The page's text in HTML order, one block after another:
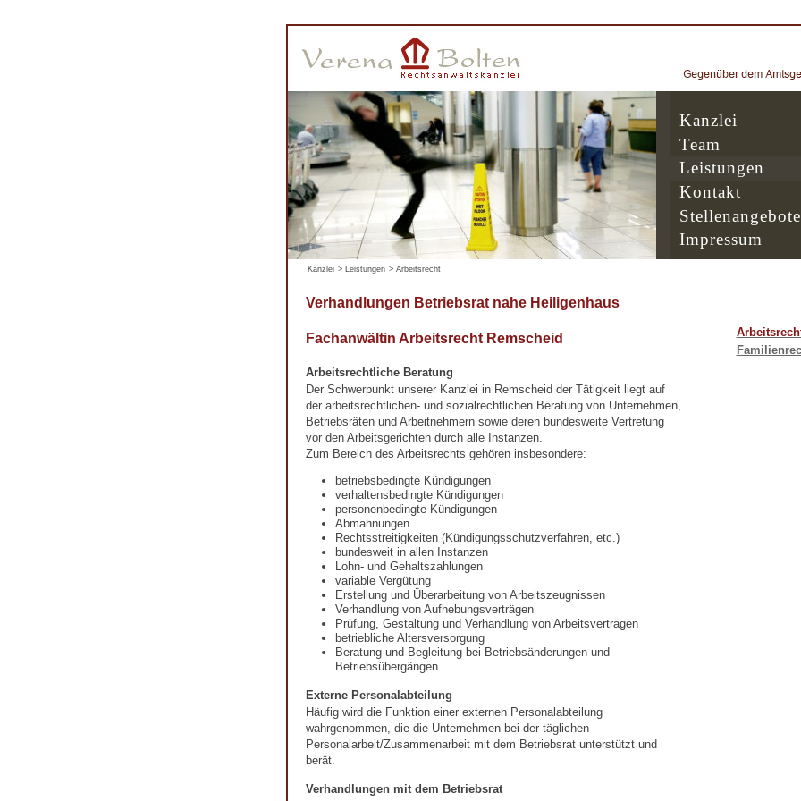
Kanzlei
Team
Leistungen
Kontakt
Stellenangebote
Impressum
Kanzlei > Leistungen > Arbeitsrecht
Verhandlungen Betriebsrat nahe Heiligenhaus
Fachanwältin Arbeitsrecht Remscheid
Arbeitsrechtliche Beratung
Der Schwerpunkt unserer Kanzlei in Remscheid der Tätigkeit liegt auf
der arbeitsrechtlichen- und sozialrechtlichen Beratung von Unternehmen,
Betriebsräten und Arbeitnehmern sowie deren bundesweite Vertretung
vor den Arbeitsgerichten durch alle Instanzen.
Zum Bereich des Arbeitsrechts gehören insbesondere:
betriebsbedingte Kündigungen
verhaltensbedingte Kündigungen
personenbedingte Kündigungen
Abmahnungen
Rechtsstreitigkeiten (Kündigungsschutzverfahren, etc.)
bundesweit in allen Instanzen
Lohn- und Gehaltszahlungen
variable Vergütung
Erstellung und Überarbeitung von Arbeitszeugnissen
Verhandlung von Aufhebungsverträgen
Prüfung, Gestaltung und Verhandlung von Arbeitsverträgen
betriebliche Altersversorgung
Beratung und Begleitung bei Betriebsänderungen und
Betriebsübergängen
Externe Personalabteilung
Häufig wird die Funktion einer externen Personalabteilung
wahrgenommen, die die Unternehmen bei der täglichen
Personalarbeit/Zusammenarbeit mit dem Betriebsrat unterstützt und
berät.
Verhandlungen mit dem Betriebsrat